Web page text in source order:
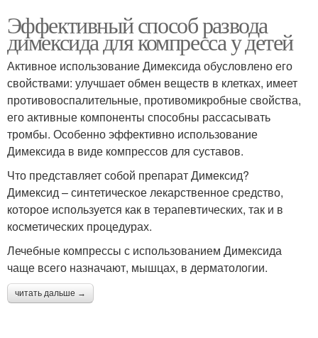
Эффективный способ развода
димексида для компресса у детей
Активное использование Димексида обусловлено его
свойствами: улучшает обмен веществ в клетках, имеет
противовоспалительные, противомикробные свойства,
его активные компоненты способны рассасывать
тромбы. Особенно эффективно использование
Димексида в виде компрессов для суставов.
Что представляет собой препарат Димексид?
Димексид – синтетическое лекарственное средство,
которое используется как в терапевтических, так и в
косметических процедурах.
Лечебные компрессы с использованием Димексида
чаще всего назначают, мышцах, в дерматологии.
читать дальше →